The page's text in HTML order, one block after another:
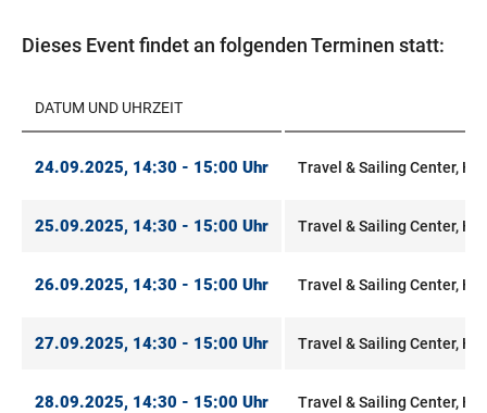
Dieses Event findet an folgenden Terminen statt:
DATUM UND UHRZEIT
24.09.2025, 14:30 - 15:00 Uhr Travel & Sailing Center,
25.09.2025, 14:30 - 15:00 Uhr Travel & Sailing Center,
26.09.2025, 14:30 - 15:00 Uhr Travel & Sailing Center,
27.09.2025, 14:30 - 15:00 Uhr Travel & Sailing Center,
28.09.2025, 14:30 - 15:00 Uhr Travel & Sailing Center,